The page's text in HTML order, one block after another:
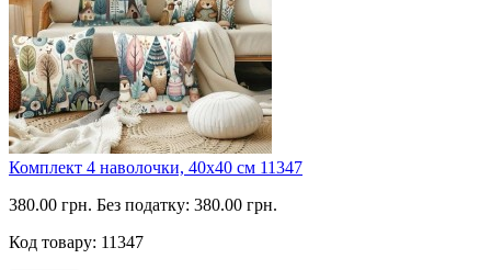
Комплект 4 наволочки, 40х40 см 11347
380.00 грн. Без податку: 380.00 грн.
Код товару: 11347